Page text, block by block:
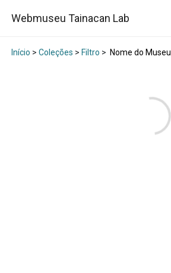
Webmuseu Tainacan Lab
Início > Coleções > Filtro > Nome do Museu